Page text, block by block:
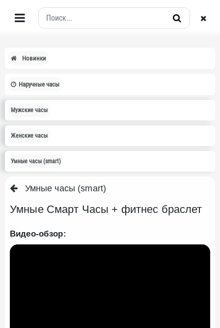
Новинки
Наручные часы
Мужские часы
Женские часы
Умные часы (smart)
Умные часы (smart)
Умные Смарт Часы + фитнес браслет
Видео-обзор: